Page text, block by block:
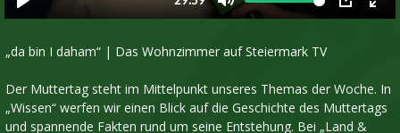
„da bin I daham“ | Das Wohnzimmer auf Steiermark TV
Der Muttertag steht im Mittelpunkt unseres Themas der Woche. In
„Wissen“ werfen wir einen Blick auf die Geschichte des Muttertags
und spannende Fakten rund um seine Entstehung. Bei „Land &